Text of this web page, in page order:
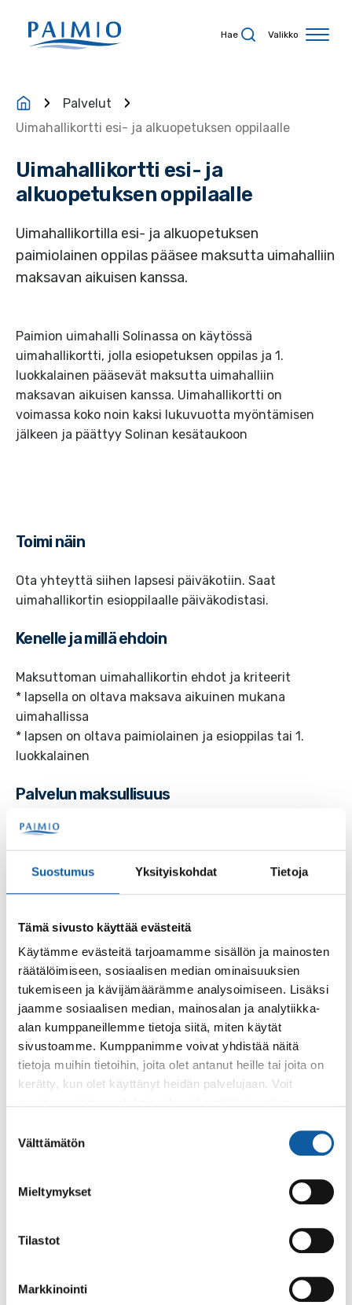
Suostumus Yksityiskohdat Tietoja
Tämä sivusto käyttää evästeitä
Käytämme evästeitä tarjoamamme sisällön ja mainosten
räätälöimiseen, sosiaalisen median ominaisuuksien
tukemiseen ja kävijämäärämme analysoimiseen. Lisäksi
jaamme sosiaalisen median, mainosalan ja analytiikka-
alan kumppaneillemme tietoja siitä, miten käytät
sivustoamme. Kumppanimme voivat yhdistää näitä
tietoja muihin tietoihin, joita olet antanut heille tai joita on
kerätty, kun olet käyttänyt heidän palvelujaan. Voit
valinta
Välttämätön
Mieltymykset
Tilastot
Markkinointi
Hae Valikko
Palvelut
Uimahallikortti esi- ja alkuopetuksen oppilaalle
Uimahallikortti esi- ja
alkuopetuksen oppilaalle
Uimahallikortilla esi- ja alkuopetuksen
paimiolainen oppilas pääsee maksutta uimahalliin
maksavan aikuisen kanssa.
Paimion uimahalli Solinassa on käytössä
uimahallikortti, jolla esiopetuksen oppilas ja 1.
luokkalainen pääsevät maksutta uimahalliin
maksavan aikuisen kanssa. Uimahallikortti on
voimassa koko noin kaksi lukuvuotta myöntämisen
jälkeen ja päättyy Solinan kesätaukoon
Toimi näin
Ota yhteyttä siihen lapsesi päiväkotiin. Saat
uimahallikortin esioppilaalle päiväkodistasi.
Kenelle ja millä ehdoin
Maksuttoman uimahallikortin ehdot ja kriteerit
* lapsella on oltava maksava aikuinen mukana
uimahallissa
* lapsen on oltava paimiolainen ja esioppilas tai 1.
luokkalainen
Palvelun maksullisuus
Palvelu on maksuton
Asiointikanavat
Palaute
Postiosoite: PL 50, 21531 PAIMIO